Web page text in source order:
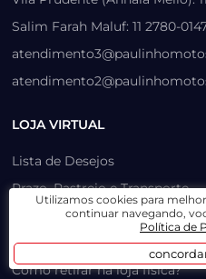
Salim Farah Maluf: 11 2780-
LOJA VIRTUAL
Lista de Desejos
Prazo, Rastreio e Transporte
Dúvidas Frequentes /
Como recuperar sua senha
Como retirar na loja física?
Utilizamos cookies para
continuar navegando,
Política de